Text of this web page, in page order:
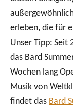
erleben, die für
Unser Tipp: Seit
das Bard
Wochen lang
Musik von
findet das Bard